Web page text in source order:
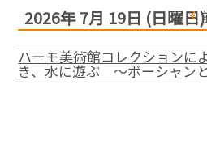
2026年7月 19日 (日曜日)
ハーモ美術館コレクションに
き、水に遊ぶ 〜ボーシャン